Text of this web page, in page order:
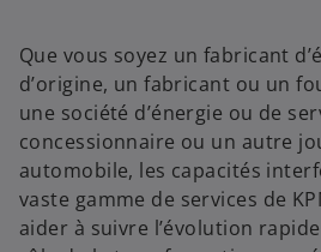
Que vous soyez un fabricant
d’origine, un fabricant ou un
une société d’énergie ou de
concessionnaire ou un autre
automobile, les capacités
vaste gamme de services de
aider à suivre l’évolution